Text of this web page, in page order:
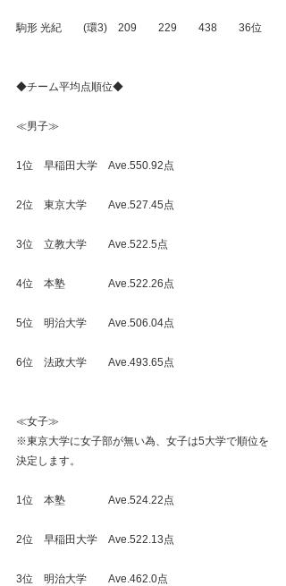
駒形 光紀　　(環3)　209　　229　　438　　36位
◆チーム平均点順位◆
≪男子≫
1位　早稲田大学　Ave.550.92点
2位　東京大学　　Ave.527.45点
3位　立教大学　　Ave.522.5点
4位　本塾　　　　Ave.522.26点
5位　明治大学　　Ave.506.04点
6位　法政大学　　Ave.493.65点
≪女子≫
※東京大学に女子部が無い為、女子は5大学で順位を
決定します。
1位　本塾　　　　Ave.524.22点
2位　早稲田大学　Ave.522.13点
3位　明治大学　　Ave.462.0点